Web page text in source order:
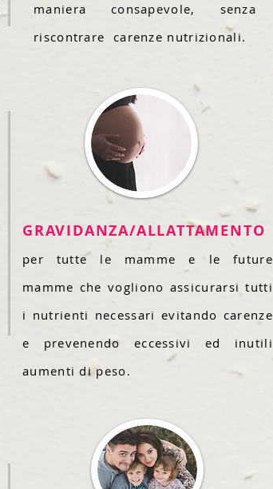
maniera consapevole, senza
riscontrare carenze nutrizionali.
GRAVIDANZA/ALLATTAMENTO
per tutte le mamme e le future
mamme che vogliono assicurarsi tutti
i nutrienti necessari evitando carenze
e prevenendo eccessivi ed inutili
aumenti di peso.